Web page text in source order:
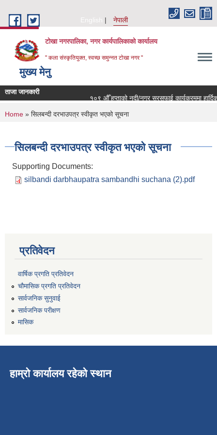
English
नेपाली
टोखा नगरपालिका, नगर कार्यपालिकाको कार्यालय
" कला संस्कृतियुक्त, स्वच्छ समुन्‍नत टोखा नगर "
मुख्य मेनु
ताजा जानकारी
१०९ औँ हप्ताको नदी/नगर सरसफाई कार्यक्रममा
You are here
Home » सिलबन्दी दरभाउपत्र स्वीकृत भएको सूचना
सिलबन्दी दरभाउपत्र स्वीकृत भएको सूचना
Supporting Documents:
silbandi darbhaupatra sambandhi suchana (2).pdf
प्रतिवेदन
वार्षिक प्रगति प्रतिवेदन
चौमासिक प्रगति प्रतिवेदन
सार्वजनिक सुनुवाई
सार्वजनिक परीक्षण
मासिक
हाम्रो कार्यालय रहेको स्थान